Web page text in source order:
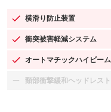
横滑り防止装置
：装備あり
衝突被害軽減システム
：装備あり
オートマチックハイビーム
：装備あり
頸部衝撃緩和ヘッドレスト
：装備なし